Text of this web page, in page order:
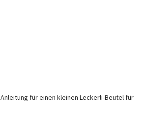
Anleitung für einen kleinen Leckerli-Beutel für